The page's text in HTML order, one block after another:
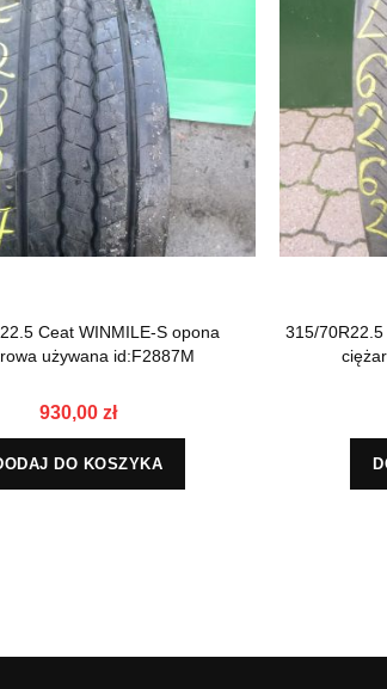
Ceat WINMILE-S opona
używana id:F2887M
930,00 zł
DO KOSZYKA
315/